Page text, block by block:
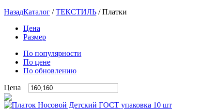
НазадКаталог /ТЕКСТИЛЬ /Платки
Цена
Размер
По популярности
По цене
По обновлению
Цена